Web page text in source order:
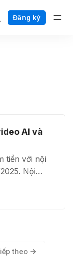
Đăng ký
AI và
tiền với nội
Nội
cách, AI
theo